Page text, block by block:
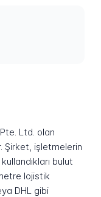
Ltd. olan
Şirket, işletmelerin
bulut
lojistik
DHL gibi